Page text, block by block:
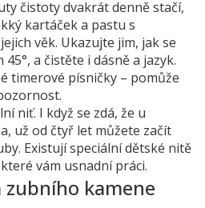
čistoty dvakrát denně stačí,
kartáček a pastu s
věk. Ukazujte jim, jak se
a čistěte i dásně a jazyk.
timerové písničky – pomůže
niť. I když se zdá, že u
už od čtyř let můžete začít
Existují speciální dětské nitě
vám usnadní práci.
zubního kamene